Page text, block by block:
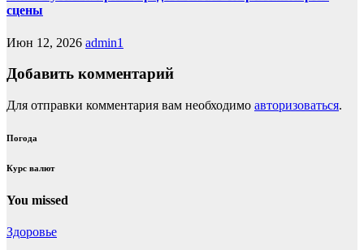
сцены
Июн 12, 2026 admin1
Добавить комментарий
Для отправки комментария вам необходимо авторизоваться.
Погода
Курс валют
You missed
Здоровье